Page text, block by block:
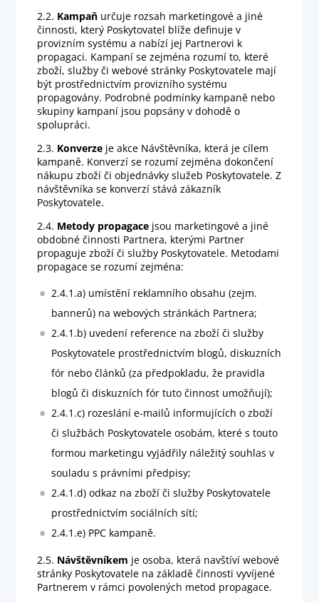
2.2. Kampaň určuje rozsah marketingové a jiné
činnosti, který Poskytovatel blíže definuje v
provizním systému a nabízí jej Partnerovi k
propagaci. Kampaní se zejména rozumí to, které
zboží, služby či webové stránky Poskytovatele mají
být prostřednictvím provizního systému
propagovány. Podrobné podmínky kampaně nebo
skupiny kampaní jsou popsány v dohodě o
spolupráci.
2.3. Konverze je akce Návštěvníka, která je cílem
kampaně. Konverzí se rozumí zejména dokončení
nákupu zboží či objednávky služeb Poskytovatele. Z
návštěvníka se konverzí stává zákazník
Poskytovatele.
2.4. Metody propagace jsou marketingové a jiné
obdobné činnosti Partnera, kterými Partner
propaguje zboží či služby Poskytovatele. Metodami
propagace se rozumí zejména:
2.4.1.a) umístění reklamního obsahu (zejm.
bannerů) na webových stránkách Partnera;
2.4.1.b) uvedení reference na zboží či služby
Poskytovatele prostřednictvím blogů, diskuzních
fór nebo článků (za předpokladu, že pravidla
blogů či diskuzních fór tuto činnost umožňují);
2.4.1.c) rozeslání e-mailů informujících o zboží
či službách Poskytovatele osobám, které s touto
formou marketingu vyjádřily náležitý souhlas v
souladu s právními předpisy;
2.4.1.d) odkaz na zboží či služby Poskytovatele
prostřednictvím sociálních sítí;
2.4.1.e) PPC kampaně.
2.5. Návštěvníkem je osoba, která navštíví webové
stránky Poskytovatele na základě činnosti vyvíjené
Partnerem v rámci povolených metod propagace.